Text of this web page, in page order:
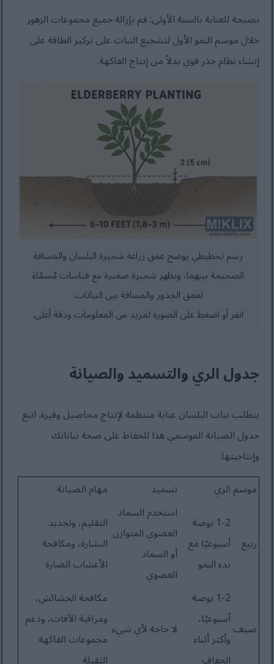
نصيحة للعناية بالسنة الأولى: قم بإزالة جميع مجموعات الزهور
خلال موسم النمو الأول لتشجيع النبات على تركيز الطاقة على
إنشاء نظام جذر قوي بدلاً من إنتاج الفاكهة.
رسم تخطيطي يوضح عمق زراعة شجيرة البلسان والمسافة
الصحيحة بينهما، ويظهر شجيرة صغيرة مع قياسات مُسمّاة
لعمق الجذور والمسافة بين النباتات.
انقر أو اضغط على الصورة لمزيد من المعلومات ودقة أعلى.
جدول الري والتسميد والصيانة
يتطلب نبات البلسان عناية منتظمة لإنتاج محاصيل وفيرة. اتبع
جدول الصيانة الموسمي هذا للحفاظ على صحة نباتاتك
وإنتاجيتها.
موسمالري تسميد مهام الصيانة
ربيع
1-2 بوصة
أسبوعيًا مع
بدء النمو
استخدم السماد
العضوي المتوازن
أو السماد
العضوي
التقليم، وتجديد
النشارة، ومكافحة
الأعشاب الضارة
صيف
1-2 بوصة
أسبوعيًا،
وأكثر أثناء
لا حاجة لأي شيء
مكافحة الحشائش،
ومراقبة الآفات، ودعم
مجموعات الفاكهة